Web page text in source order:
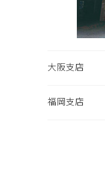
大阪支店
福岡支店